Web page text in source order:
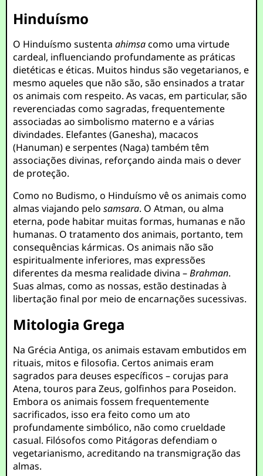
Hinduísmo
O Hinduísmo sustentaahimsacomo uma virtude
cardeal, influenciando profundamente as práticas
dietéticas e éticas. Muitos hindus são vegetarianos, e
mesmo aqueles que não são, são ensinados a tratar
os animais com respeito. As vacas, em particular, são
reverenciadas como sagradas, frequentemente
associadas ao simbolismo materno e a várias
divindades. Elefantes (Ganesha), macacos
(Hanuman) e serpentes (Naga) também têm
associações divinas, reforçando ainda mais o dever
de proteção.
Como no Budismo, o Hinduísmo vê os animais como
almas viajando pelosamsara. O Atman, ou alma
eterna, pode habitar muitas formas, humanas e não
humanas. O tratamento dos animais, portanto, tem
consequências kármicas. Os animais não são
espiritualmente inferiores, mas expressões
diferentes da mesma realidade divina –Brahman.
Suas almas, como as nossas, estão destinadas à
libertação final por meio de encarnações sucessivas.
Mitologia Grega
Na Grécia Antiga, os animais estavam embutidos em
rituais, mitos e filosofia. Certos animais eram
sagrados para deuses específicos – corujas para
Atena, touros para Zeus, golfinhos para Poseidon.
Embora os animais fossem frequentemente
sacrificados, isso era feito como um ato
profundamente simbólico, não como crueldade
casual. Filósofos como Pitágoras defendiam o
vegetarianismo, acreditando na transmigração das
almas.